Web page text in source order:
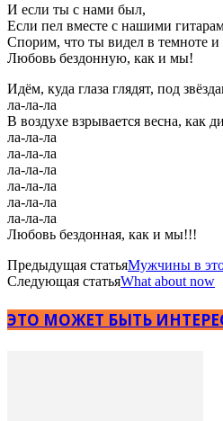
И если ты с нами был,
Если пел вместе с нашими
Спорим, что ты видел в темноте и
Любовь бездонную, как и мы!
Идём, куда глаза глядят, под
ла-ла-ла
В воздухе взрывается весна, как
ла-ла-ла
ла-ла-ла
ла-ла-ла
ла-ла-ла
ла-ла-ла
ла-ла-ла
Любовь бездонная, как и мы!!!
Предыдущая статьяМужчины в
Следующая статьяWhat about now
ЭТО МОЖЕТ БЫТЬ